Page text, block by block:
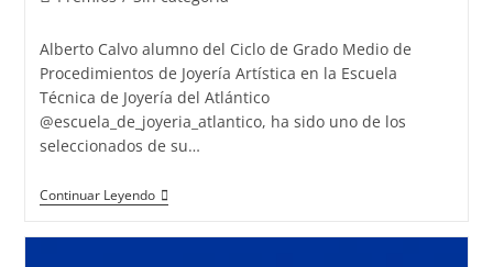
la
entrada:
Alberto Calvo alumno del Ciclo de Grado Medio de
Procedimientos de Joyería Artística en la Escuela
Técnica de Joyería del Atlántico
@escuela_de_joyeria_atlantico, ha sido uno de los
seleccionados de su…
Continuar Leyendo
Una